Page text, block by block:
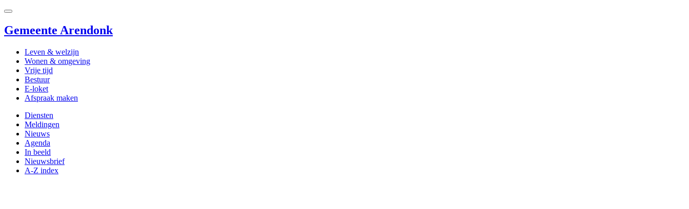
Gemeente Arendonk
Leven & welzijn
Wonen & omgeving
Vrije tijd
Bestuur
E-loket
Afspraak maken
Diensten
Meldingen
Nieuws
Agenda
In beeld
Nieuwsbrief
A-Z index